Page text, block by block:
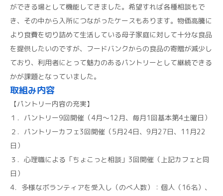
ができる場として機能してきました。希望すれば各種相談もで
き、その中から入所につながったケースもあります。物価高騰に
より食費を切り詰めて生活している母子家庭に対して十分な食品
を提供したいのですが、フードバンクからの食品の寄贈が減少し
ており、利用者にとって魅力のあるパントリーとして継続できる
かが課題となっていました。
取組み内容
【パントリー内容の充実】
１．パントリー9回開催（4月～12月、毎月1回基本第4土曜日）
２．パントリーカフェ3回開催（5月24日、9月27日、11月22
日）
３．心理職による「ちょこっと相談」3回開催（上記カフェと同
日）
4．多様なボランティアを受入し（のべ人数）：個人（16名）、